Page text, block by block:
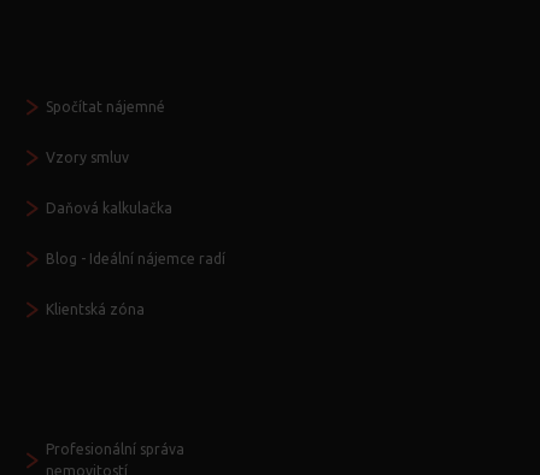
Spočítat nájemné
Vzory smluv
Daňová kalkulačka
Blog - Ideální nájemce radí
Klientská zóna
Profesionální správa
nemovitostí